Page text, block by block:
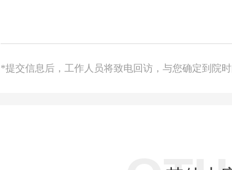
*提交信息后，工作人员将致电回访，与您确定到院